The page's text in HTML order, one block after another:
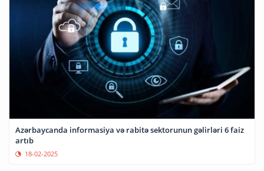
Azərbaycanda informasiya və rabitə sektorunun gəlirləri 6 faiz
artıb
18-02-2025